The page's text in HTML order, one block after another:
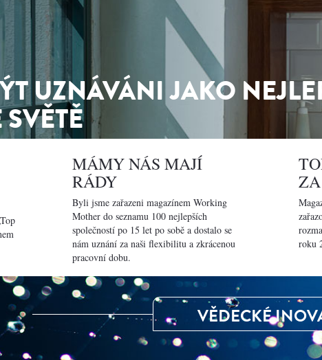
UZNÁVÁNI JAKO
MÁMY NÁS MAJÍ
RÁDY
Byli jsme zařazeni magazínem Working
Mother do seznamu 100 nejlepších
společností po 15 let po sobě a dostalo se
nám uznání za naši flexibilitu a zkrácenou
pracovní dobu.
roku
VĚDECKÉ